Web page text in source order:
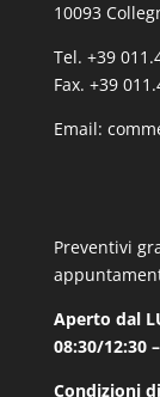
10093
Tel. +39
Fax. +39
Email:
Preventivi
Aperto dal
08:30/12:30
Condizioni